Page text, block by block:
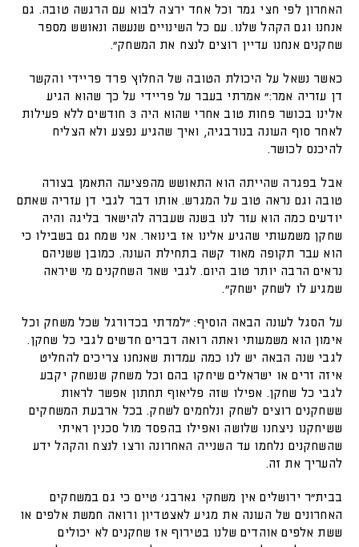
האחרון לפי חצי גמר וכל אחד ירצה לבוא עם הרגשה טובה. גם
אנחנו וגם הקהל שלנו. עם כל השינויים שנעשה ונאושש מספר
שחקנים אנחנו עדיין רוצים לנצח את המשחק".
כאשר נשאל על היכולת הטובה של החלוץ פרד פריידי והקשר
דן עזריה אמר:" אמרתי בעבר על פריידי על כך שהוא הגיע
אלינו בכושר פחות טוב אחרי שהוא היה 3 חודשים ללא פעילות
לאחר סוף העונה בנורבגיה, ואיך שהגיע נפצע ולא הצליח
להיכנס לכושר.
אבל בפגרה שהייתה הוא התאושש מהפציעה התאמן בצורה
טובה וגם נראה טוב על המגרש. אותו דבר לגבי דן עזריה שאתם
יודעים כמה הוא עזר לנו בשנה שעברה להישאר בליגה והיה
שחקן משמעותי שהגיע אלינו אז בינואר. אני שמח גם בשבילו כי
הוא עבר תקופה מאוד קשה בתחילת העונה. כמובן ששניהם
נראים הרבה יותר טוב היום. לגבי שאר השחקנים מי שיראה
שמגיע לו לשחק ישחק".
על הסגל לעונה הבאה הוסיף: "למדתי בכדורגל שכל משחק וכל
אימון הוא משמעותי ואתה רואה דברים חדשים לגבי כל שחקן.
לגבי שנה הבאה יש לנו כמה עמדות שאנחנו צריכים להחליט
איזה זרים או ישראלים שיחקו בהם וכל משחק שנשחק יקבע
לגבי כל שחקן. אפילו שזה פליאוף תחתון אפשר לראות
ששחקנים רוצים לשחק ונלחמים לשחק. בכל ארבעת המשחקים
ששיחקנו ניצחנו שלושה ואפילו בהפסד מול סכנין ראיתי
שהשחקנים נלחמו עד השנייה האחרונה ורצו לנצח והקהל ידע
להעריך את זה.
בבית"ר ירושלים אין משחקי גארבג' טיים כי גם במשחקים
האחרונים של העונה את מגיע לאצטדיון ורואה חמשת אלפים או
ששת אלפים אוהדים שלנו בטירוף אז שחקנים לא יכולים